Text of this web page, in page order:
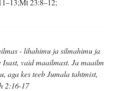
23:8–12;
- lihahimu ja silmahimu ja
Isast, vaid maailmast. Ja maailm
aga kes teeb Jumala tahtmist,
2:16-17